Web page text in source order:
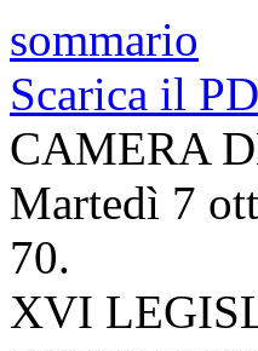
sommario
Scarica il
CAMERA
Martedì 7
70.
XVI